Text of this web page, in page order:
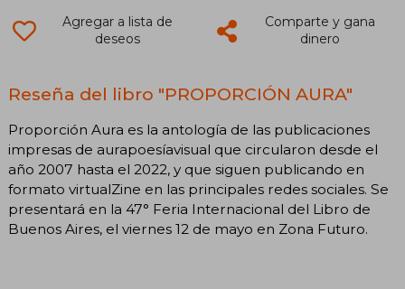
Agregar a lista de
deseos
Comparte y gana
dinero
Reseña del libro "PROPORCIÓN AURA"
Proporción Aura es la antología de las publicaciones
impresas de aurapoesíavisual que circularon desde el
año 2007 hasta el 2022, y que siguen publicando en
formato virtualZine en las principales redes sociales. Se
presentará en la 47° Feria Internacional del Libro de
Buenos Aires, el viernes 12 de mayo en Zona Futuro.